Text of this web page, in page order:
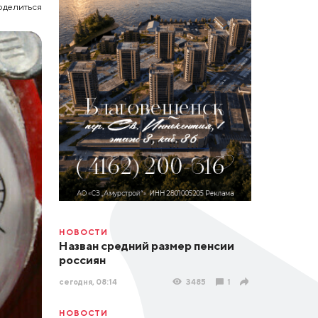
НОВОСТИ
Назван средний размер пенсии
россиян
сегодня, 08:14 3485 1
НОВОСТИ